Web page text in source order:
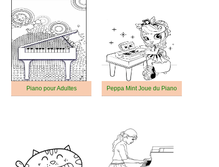
Piano pour Adultes Peppa Mint Joue du Piano